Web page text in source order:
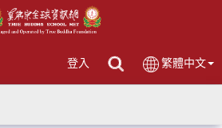
登入 繁體中文